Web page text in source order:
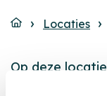
Locaties
Op deze
een lichte tot